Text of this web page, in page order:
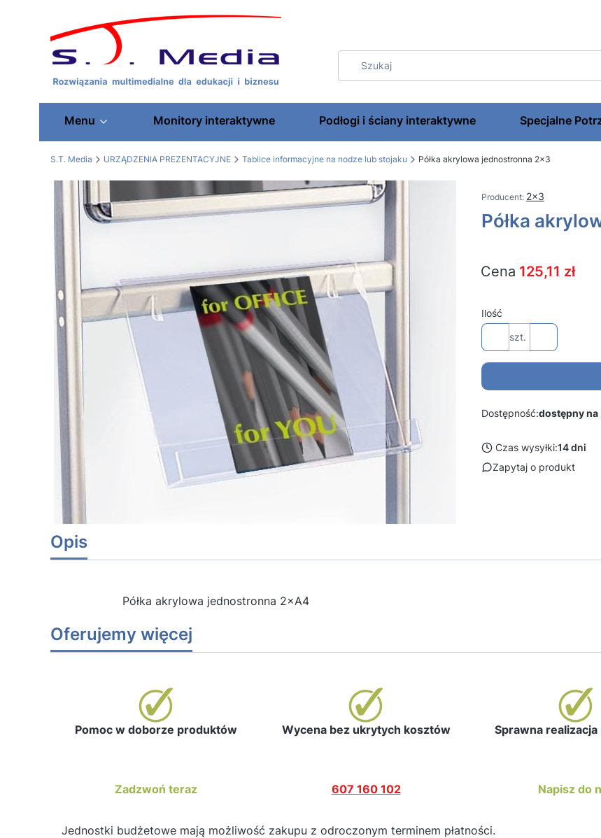
Menu Monitory interaktywne Podłogi i ściany interaktywne Specjalne
S.T. Media URZĄDZENIA PREZENTACYJNE Tablice informacyjne na nodze lub stojaku Półka akrylowa jednostronna 2x3
2x3
Półka
Cena 125,11 zł
Ilość
szt.
Dostępność:dostępny
Czas wysyłki:14 dni
Zapytaj o produkt
Opis
Półka akrylowa jednostronna 2×A4
Oferujemy więcej
Pomoc w doborze produktów Wycena bez ukrytych kosztów Sprawna
Zadzwoń teraz 607 160 102 Napisz do
Jednostki budżetowe mają możliwość zakupu z odroczonym terminem płatności.